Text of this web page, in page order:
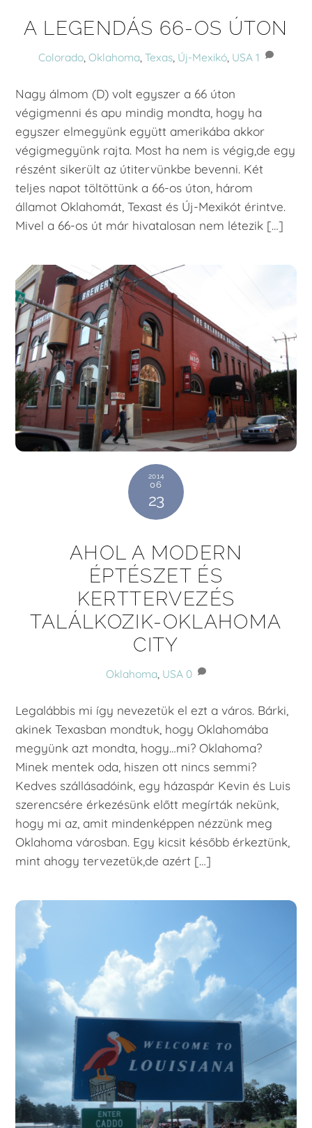
A LEGENDÁS 66-OS ÚTON
Colorado, Oklahoma, Texas, Új-Mexikó, USA 1
Nagy álmom (D) volt egyszer a 66 úton
végigmenni és apu mindig mondta, hogy ha
egyszer elmegyünk együtt amerikába akkor
végigmegyünk rajta. Most ha nem is végig,de egy
részént sikerült az útitervünkbe bevenni. Két
teljes napot töltöttünk a 66-os úton, három
államot Oklahomát, Texast és Új-Mexikót érintve.
Mivel a 66-os út már hivatalosan nem létezik […]
2014
06
23
AHOL A MODERN
ÉPTÉSZET ÉS
KERTTERVEZÉS
TALÁLKOZIK-OKLAHOMA
CITY
Oklahoma, USA 0
Legalábbis mi így nevezetük el ezt a város. Bárki,
akinek Texasban mondtuk, hogy Oklahomába
megyünk azt mondta, hogy…mi? Oklahoma?
Minek mentek oda, hiszen ott nincs semmi?
Kedves szállásadóink, egy házaspár Kevin és Luis
szerencsére érkezésünk előtt megírták nekünk,
hogy mi az, amit mindenképpen nézzünk meg
Oklahoma városban. Egy kicsit később érkeztünk,
mint ahogy tervezetük,de azért […]